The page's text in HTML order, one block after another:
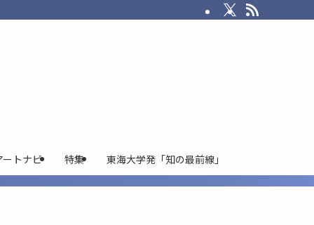
ートナビ 特集 東海大学発「知の最前線」